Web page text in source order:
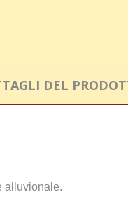
DEL
alluvionale.